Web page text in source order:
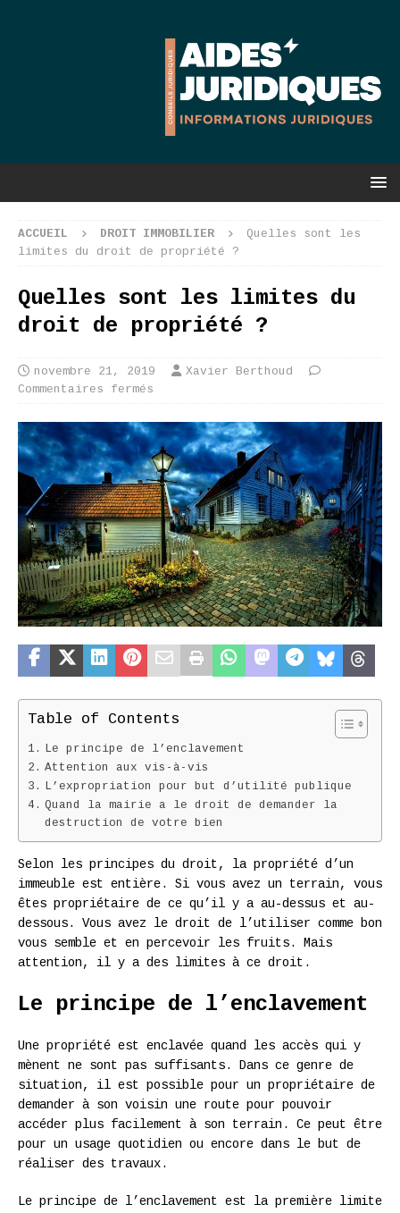
ACCUEIL DROIT IMMOBILIER
Quelles sont les
limites du droit de propriété ?
Quelles sont les limites du
droit de propriété ?
novembre 21, 2019
Xavier Berthoud
Commentaires fermés
Table of Contents
Le principe de l’enclavement
Attention aux vis-à-vis
L’expropriation pour but d’utilité publique
Quand la mairie a le droit de demander la
destruction de votre bien
Selon les principes du droit, la propriété d’un
immeuble est entière. Si vous avez un terrain, vous
êtes propriétaire de ce qu’il y a au-dessus et au-
dessous. Vous avez le droit de l’utiliser comme bon
vous semble et en percevoir les fruits. Mais
attention, il y a des limites à ce droit.
Le principe de l’enclavement
Une propriété est enclavée quand les accès qui y
mènent ne sont pas suffisants. Dans ce genre de
situation, il est possible pour un propriétaire de
demander à son voisin une route pour pouvoir
accéder plus facilement à son terrain. Ce peut être
pour un usage quotidien ou encore dans le but de
réaliser des travaux.
Le principe de l’enclavement est la première limite